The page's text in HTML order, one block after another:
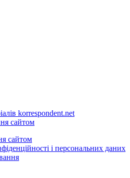
korrespondent.net
сайтом
сайтом
і персональних даних